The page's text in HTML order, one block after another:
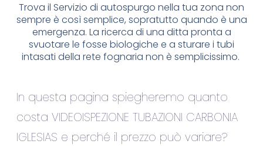
Trova il Servizio di autospurgo nella tua zona non
sempre è così semplice, sopratutto quando è una
emergenza. La ricerca di una ditta pronta a
svuotare le fosse biologiche e a sturare i tubi
intasati della rete fognaria non è semplicissimo.
In questa pagina spiegheremo quanto
costa VIDEOISPEZIONE TUBAZIONI CARBONIA
IGLESIAS e perché il prezzo può variare?